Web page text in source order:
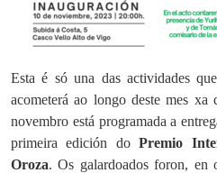
Esta é só una das actividades
acometerá ao longo deste mes
novembro está programada a
primeira edición doPremio
Oroza. Os galardoados foron, en